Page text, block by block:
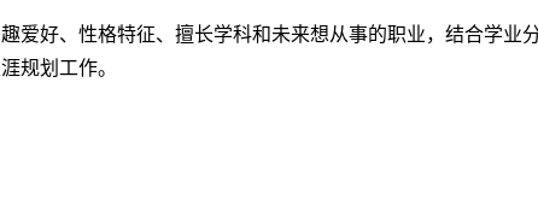
爱好、性格特征、擅长学科和未来想从事的职业，结合学
规划工作。